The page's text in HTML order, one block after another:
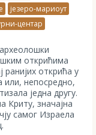
језеро-мариоут
центар
открићима
ранијих открића у
или, непосредно,
једна другу.
Криту, значајна
самог Израела